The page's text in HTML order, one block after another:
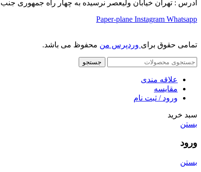
آدرس : تهران خیابان ولیعصر نرسیده به چهار راه جمهوری جنب بانک ملت پلاک 1249 ساختمان
Paper-plane Instagram Whatsapp
تمامی حقوق برای وردپرس من محفوظ می باشد.
جستجو
علاقه مندی
مقایسه
ورود / ثبت نام
سبد خرید
بستن
ورود
بستن